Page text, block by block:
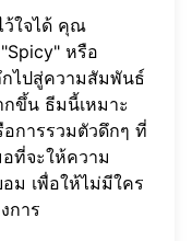
ว้ใจได้ คุณ
หรือ
กไปสู่ความสัมพันธ์
กขึ้น ธีมนี้เหมาะ
การรวมตัวดึกๆ ที่
อที่จะให้ความ
ม เพื่อให้ไม่มีใคร
การ